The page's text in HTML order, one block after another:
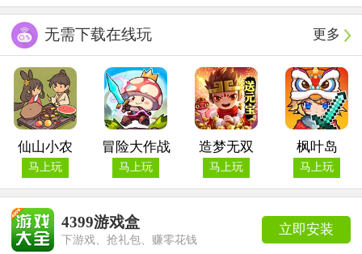
更多
无需下载在线玩
仙山小农
马上玩
冒险大作战
马上玩
造梦无双
马上玩
枫叶岛
马上玩
立即安装
4399游戏盒
下游戏、抢礼包、赚零花钱